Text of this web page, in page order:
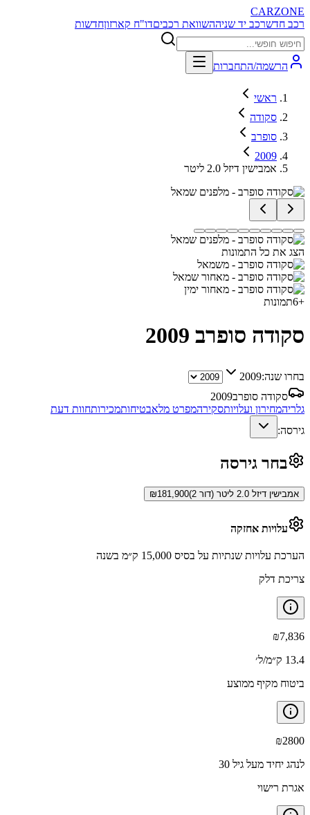
CARZONE
רכב חדשרכב יד שניההשוואת רכביםדו"ח קארזוןחדשות
הרשמה/התחברות
ראשי
סקודה
סופרב
2009
אמבישין דיזל 2.0 ליטר
הצג את כל התמונות
+
6תמונות
סקודה סופרב 2009
בחרו שנה:2009
סקודה סופרב2009
גלריהמחירון ועלויותסקירהמפרט מלאבטיחותמכירותחוות דעת
גירסה:
בחר גירסה
אמבישין דיזל 2.0 ליטר (דור 2) ₪181,900
עלויות אחזקה
הערכת עלויות שנתיות על בסיס 15,000 ק״מ בשנה
צריכת דלק
₪7,836
13.4 ק״מ/ל׳
ביטוח מקיף ממוצע
₪2800
לנהג יחיד מעל גיל 30
אגרת רישוי